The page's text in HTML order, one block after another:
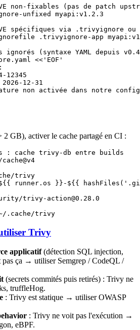
non-fixables (pas de patch
unfixed
myapi:v1.2.3
spécifiques via .trivyignore
.trivyignore-app
(syntaxe YAML depuis
<< 'EOF'
12345
12-31
non activée dans notre
2 GB), activer le cache partagé en CI :
: cache trivy-db entre builds
trivy
runner.os }}-${{
trivy-action@0.28.0
.cache/trivy
Trivy
applicatif(détection SQL injection,
ça → utiliser Semgrep / CodeQL /
(secrets commités puis retirés) : Trivy ne
truffleHog.
: Trivy est statique → utiliser OWASP
: Trivy ne voit pas l'exécution →
eBPF.